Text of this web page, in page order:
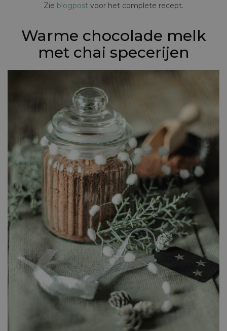
Zie blogpost voor het complete recept.
Warme chocolade melk
met chai specerijen